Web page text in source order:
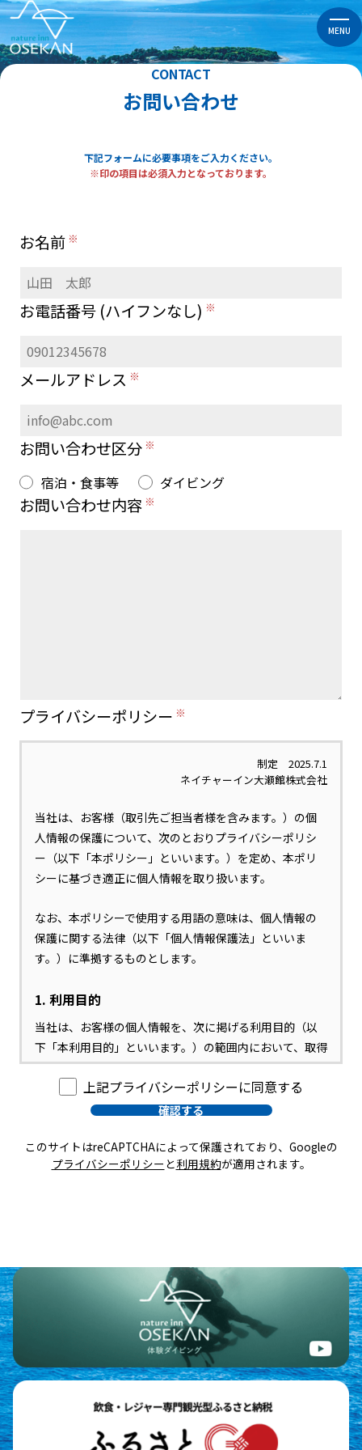
MENU
CONTACT
お問い合わせ
下記フォームに必要事項をご入力ください。
※印の項目は必須入力となっております。
お名前
お電話番号 (ハイフンなし)
メールアドレス
お問い合わせ区分
宿泊・食事等 ダイビング
お問い合わせ内容
プライバシーポリシー
制定 2025.7.1
ネイチャーイン大瀬館株式会社
当社は、お客様（取引先ご担当者様を含みます。）の個
人情報の保護について、次のとおりプライバシーポリシ
ー（以下「本ポリシー」といいます。）を定め、本ポリ
シーに基づき適正に個人情報を取り扱います。
なお、本ポリシーで使用する用語の意味は、個人情報の
保護に関する法律（以下「個人情報保護法」といいま
す。）に準拠するものとします。
1. 利用目的
当社は、お客様の個人情報を、次に掲げる利用目的（以
下「本利用目的」といいます。）の範囲内において、取得
及び利用いたします。
宿泊サービス、マリンサービス、その他の当社が提供
当社が提供する会員サービスへの登録及びサービス利
用時の本人認証並びに会員登録状況の管理のため
等の商品又は宿泊サービス、マリンサービス等のサー
ビスに関する情報をお客様に提供するためその他マー
ケティングを行うため
お問い合わせ対応及びお客様へのご連絡のため
本ポリシー記載の方法による、第三者に対する提供の
また、当社は、当社のグループ会社における以上の各事
項に関連する業務のためにも、お客様の個人情報を取得
上記プライバシーポリシーに同意する
このサイトはreCAPTCHAによって保護されており、Googleの
プライバシーポリシー と利用規約が適用されます。